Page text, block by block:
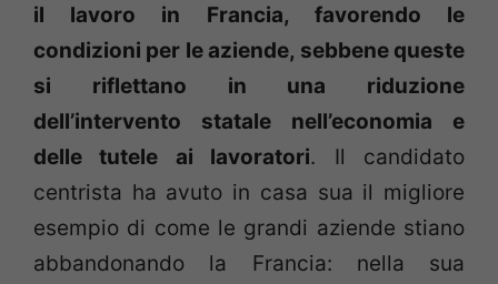
il lavoro in Francia, favorendo le
condizioni per le aziende, sebbene queste
si riflettano in una riduzione
dell’intervento statale nell’economia e
delle tutele ai lavoratori. Il candidato
centrista ha avuto in casa sua il migliore
esempio di come le grandi aziende stiano
abbandonando la Francia: nella sua